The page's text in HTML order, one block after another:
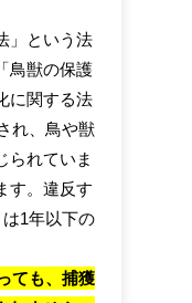
」という法
鳥獣の保護
に関する法
れ、鳥や獣
られていま
す。違反す
1年以下の
ても、捕獲